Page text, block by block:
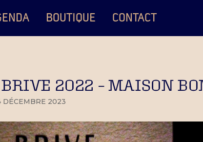
BOUTIQUE CONTACT
2022 – MAISON
DÉCEMBRE 2023